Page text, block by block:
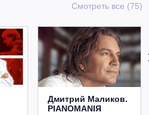
Смотреть все (75)
Дмитрий Маликов.
PIANOMANIЯ